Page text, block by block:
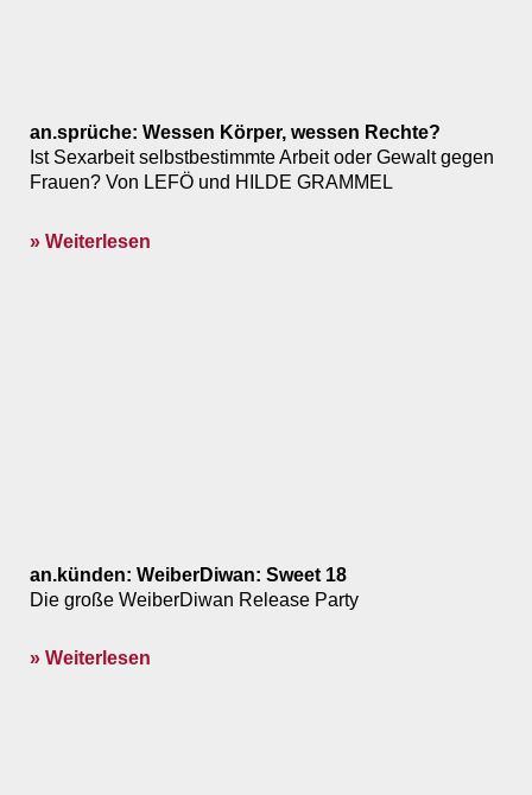
an.sprüche: Wessen Körper, wessen Rechte?
Ist Sexarbeit selbstbestimmte Arbeit oder Gewalt gegen
Frauen? Von LEFÖ und HILDE GRAMMEL
» Weiterlesen
an.künden: WeiberDiwan: Sweet 18
Die große WeiberDiwan Release Party
» Weiterlesen